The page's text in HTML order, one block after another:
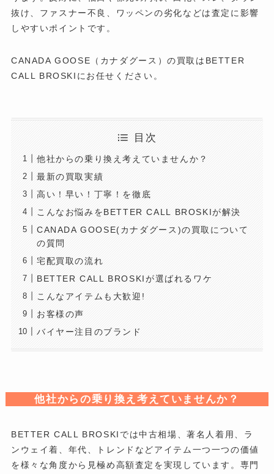
抜け、ファスナー不良、ワッペンの劣化などは査定に影響
しやすいポイントです。
CANADA GOOSE（カナダグース）の買取はBETTER
CALL BROSKIにお任せください。
目次
他社からの乗り換え考えていませんか？
最新の買取実績
高い！早い！丁寧！を徹底
こんなお悩みをBETTER CALL BROSKIが解決
CANADA GOOSE(カナダグース)の買取について
の質問
宅配買取の流れ
BETTER CALL BROSKIが選ばれるワケ
こんなアイテムも大歓迎!
お客様の声
バイヤー注目のブランド
他社からの乗り換え考えていませんか？
BETTER CALL BROSKIでは中古相場、著名人着用、ラ
ンウェイ着、年代、トレンドなどアイテム一つ一つの価値
を様々な角度から見極め高額査定を実現しています。専門